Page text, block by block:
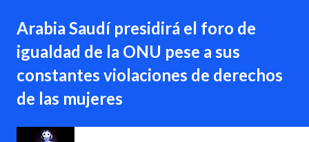
Arabia Saudí presidirá el foro de
igualdad de la ONU pese a sus
constantes violaciones de derechos
de las mujeres